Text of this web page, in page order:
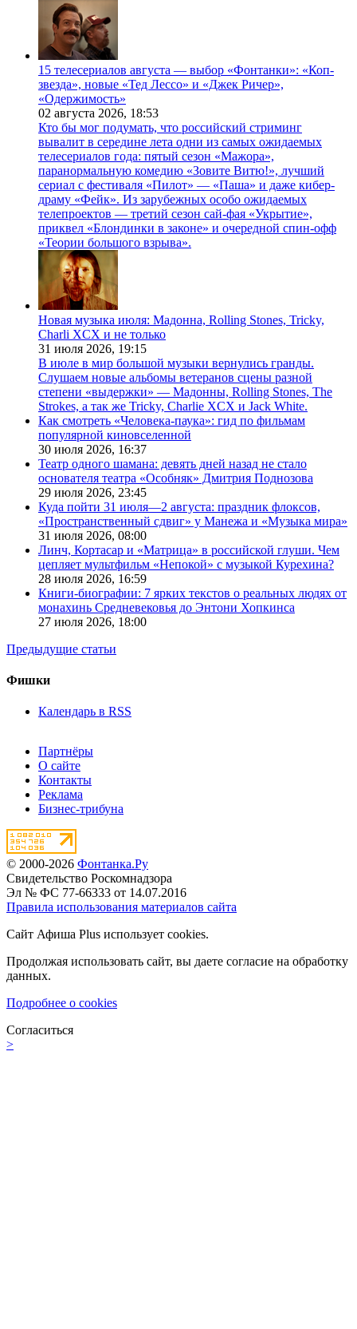
15 телесериалов августа — выбор «Фонтанки»: «Коп-
звезда», новые «Тед Лессо» и «Джек Ричер»,
«Одержимость»
02 августа 2026, 18:53
Кто бы мог подумать, что российский стриминг
вывалит в середине лета одни из самых ожидаемых
телесериалов года: пятый сезон «Мажора»,
паранормальную комедию «Зовите Витю!», лучший
сериал с фестиваля «Пилот» — «Паша» и даже кибер-
драму «Фейк». Из зарубежных особо ожидаемых
телепроектов — третий сезон сай-фая «Укрытие»,
приквел «Блондинки в законе» и очередной спин-офф
«Теории большого взрыва».
Новая музыка июля: Мадонна, Rolling Stones, Tricky,
Charli XCX и не только
31 июля 2026, 19:15
В июле в мир большой музыки вернулись гранды.
Слушаем новые альбомы ветеранов сцены разной
степени «выдержки» — Мадонны, Rolling Stones, The
Strokes, а так же Tricky, Charlie XCX и Jack White.
Как смотреть «Человека-паука»: гид по фильмам
популярной киновселенной
30 июля 2026, 16:37
Театр одного шамана: девять дней назад не стало
основателя театра «Особняк» Дмитрия Поднозова
29 июля 2026, 23:45
Куда пойти 31 июля—2 августа: праздник флоксов,
«Пространственный сдвиг» у Манежа и «Музыка мира»
31 июля 2026, 08:00
Линч, Кортасар и «Матрица» в российской глуши. Чем
цепляет мультфильм «Непокой» с музыкой Курехина?
28 июля 2026, 16:59
Книги-биографии: 7 ярких текстов о реальных людях от
монахинь Средневековья до Энтони Хопкинса
27 июля 2026, 18:00
Предыдущие статьи
Фишки
Календарь в RSS
Партнёры
О сайте
Контакты
Реклама
Бизнес-трибуна
© 2000-2026 Фонтанка.Ру
Свидетельство Роскомнадзора
Эл № ФС 77-66333 от 14.07.2016
Правила использования материалов сайта
Сайт Афиша Plus использует cookies.
Продолжая использовать сайт, вы даете согласие на обработку
данных.
Подробнее о cookies
Согласиться
>